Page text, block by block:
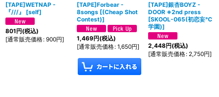
[TAPE]WETNAP -
『///』
[self]
801円(税込)
[通常販売価格: 900円]
[TAPE]Forbear -
8songs [(Cheap Shot
Contest)]
1,469円(税込)
[通常販売価格: 1,650円]
[TAPE]銀杏BOYZ -
DOOR ※2nd press
[SKOOL-065(初恋妄℃
学園)]
2,448円(税込)
[通常販売価格: 2,750円]